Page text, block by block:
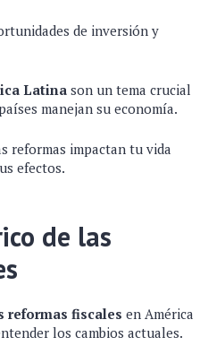
de inversión y
Latina son un tema crucial
manejan su economía.
reformas impactan tu vida
efectos.
de las
reformas fiscales en América
los cambios actuales.